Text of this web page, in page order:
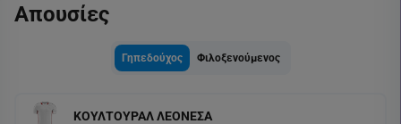
Απουσίες
Γηπεδούχος Φιλοξενούμενος
ΚΟΥΛΤΟΥΡΑΛ ΛΕΟΝΕΣΑ